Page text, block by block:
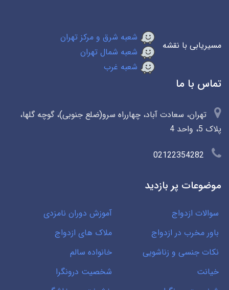
مسیریابی با نقشه
شعبه شرق و مرکز تهران
شعبه شمال تهران
شعبه غرب
تماس با ما
تهران، سعادت آباد، چهارراه سرو(ضلع جنوبی)، گوچه گلها،
پلاک 5، واحد 4
02122354282
موضوعات پر بازدید
سوالات ازدواج
آموزش دوران نامزدی
باور مخرب در ازدواج
ملاک های ازدواج
نکات جنسی و زناشویی
خانواده سالم
خیانت
شخصیت درونگرا